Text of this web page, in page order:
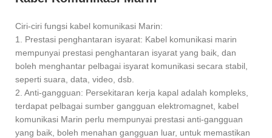
Ciri-ciri fungsi kabel komunikasi Marin:
1. Prestasi penghantaran isyarat: Kabel komunikasi marin
mempunyai prestasi penghantaran isyarat yang baik, dan
boleh menghantar pelbagai isyarat komunikasi secara stabil,
seperti suara, data, video, dsb.
2. Anti-gangguan: Persekitaran kerja kapal adalah kompleks,
terdapat pelbagai sumber gangguan elektromagnet, kabel
komunikasi Marin perlu mempunyai prestasi anti-gangguan
yang baik, boleh menahan gangguan luar, untuk memastikan